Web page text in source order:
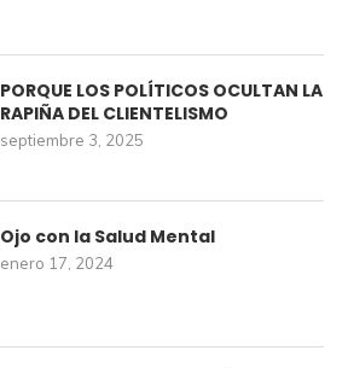
PORQUE LOS POLÍTICOS OCULTAN LA
RAPIÑA DEL CLIENTELISMO
septiembre 3, 2025
Ojo con la Salud Mental
enero 17, 2024